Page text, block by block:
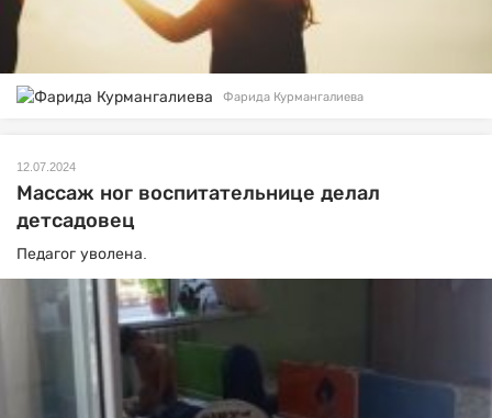
Фарида Курмангалиева
12.07.2024
Массаж ног воспитательнице делал
детсадовец
Педагог уволена.